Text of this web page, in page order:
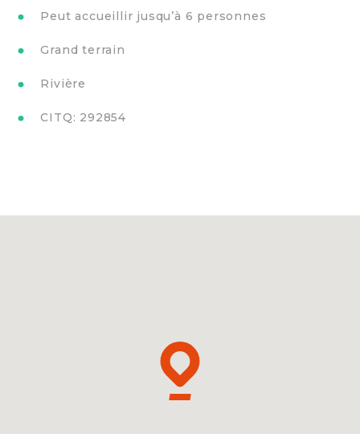
Peut accueillir jusqu’à 6 personnes
Grand terrain
Rivière
CITQ: 292854